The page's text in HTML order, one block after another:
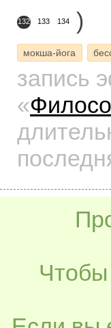
132 133 134 )
мокша-йога
запись
«
Чтобы